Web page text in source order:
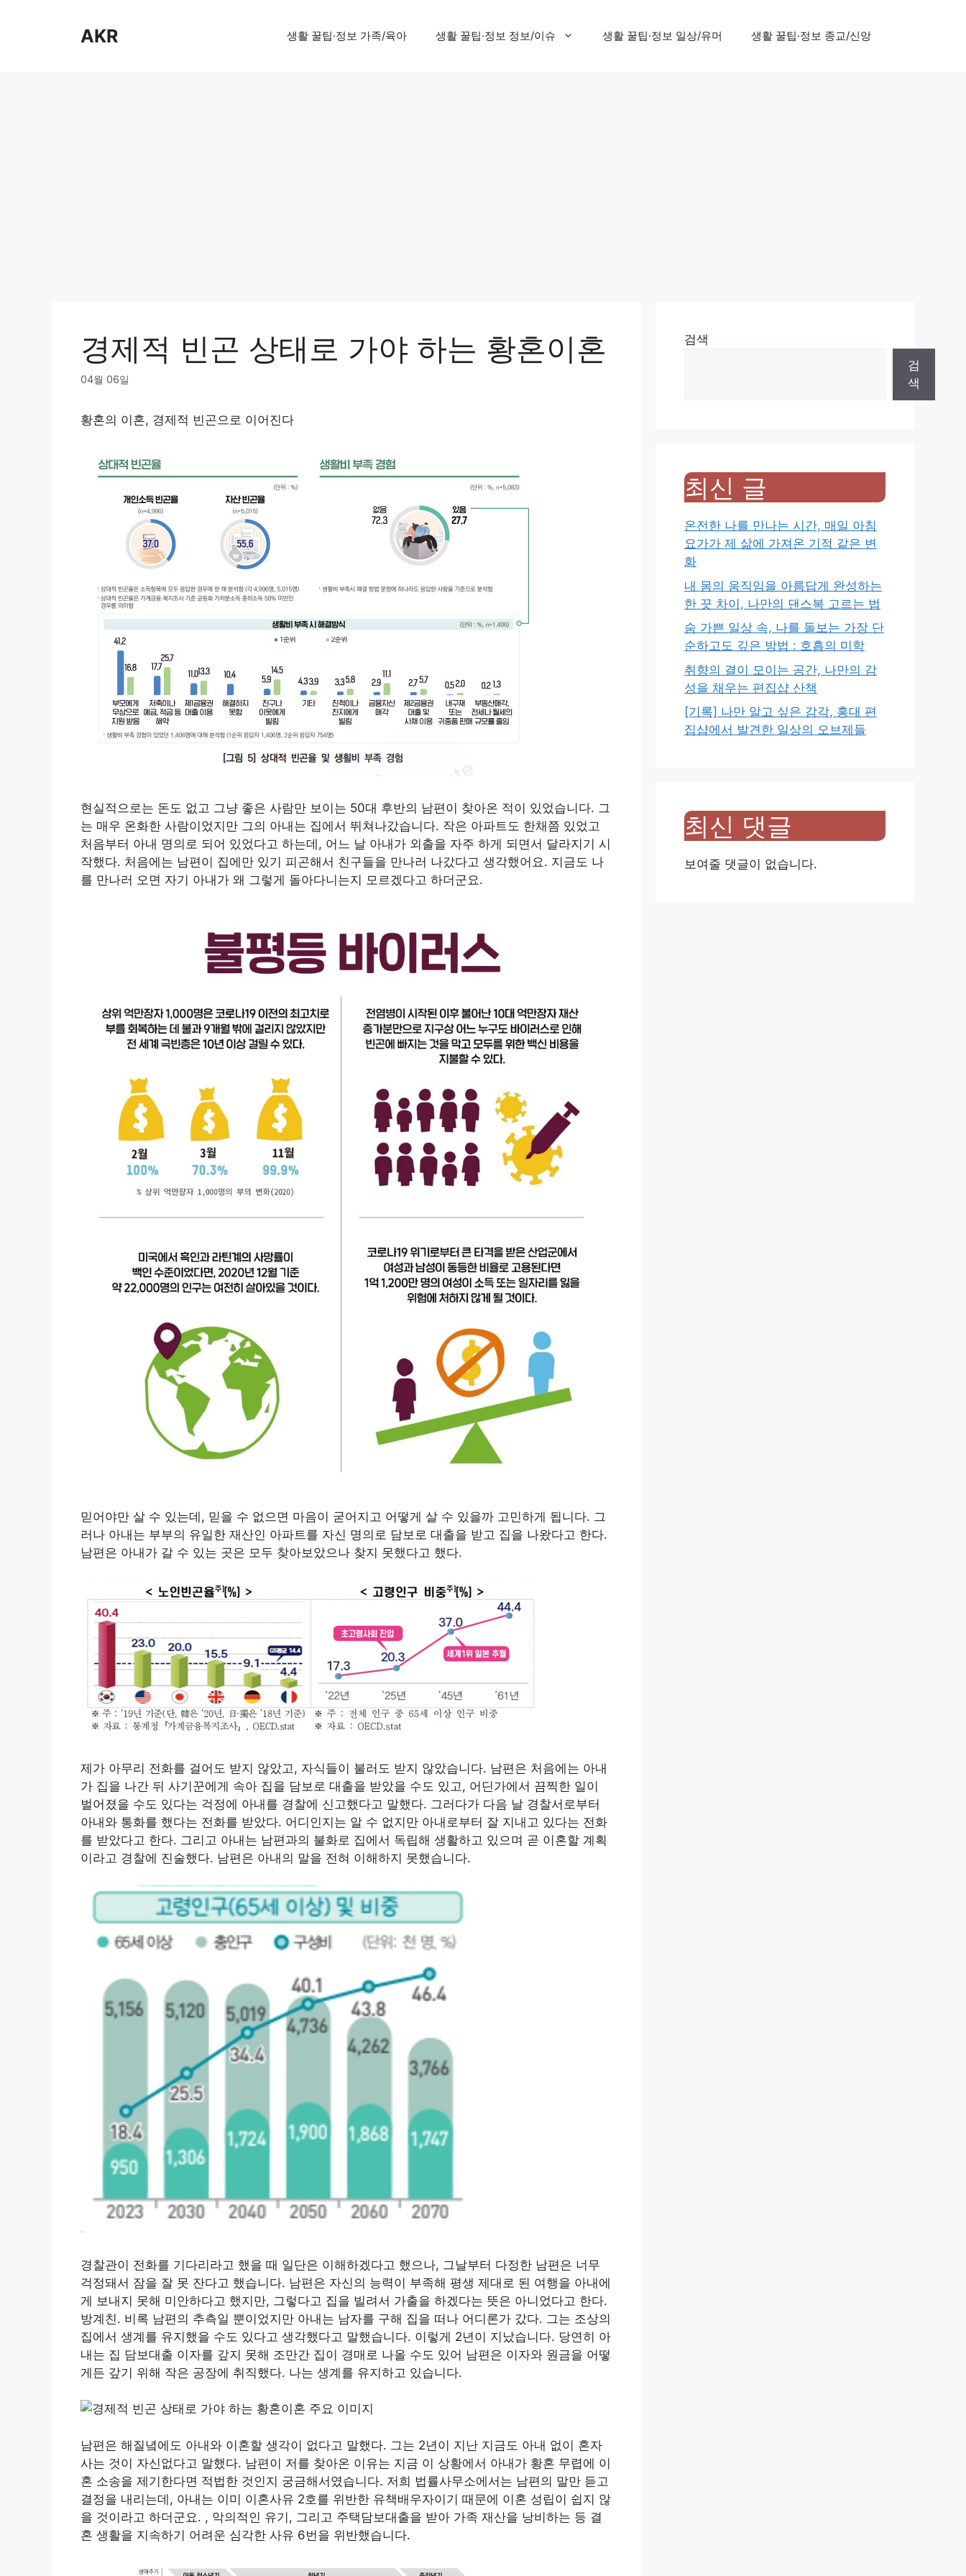
AKR 생활 꿀팁·정보 가족/육아 생활 꿀팁·정보 정보/이슈 생활 꿀팁·정보 일상/유머 생활 꿀팁·정보 종교/신앙
경제적 빈곤 상태로 가야 하는 황혼이혼
04월 06일
황혼의 이혼, 경제적 빈곤으로 이어진다
현실적으로는 돈도 없고 그냥 좋은 사람만 보이는 50대 후반의 남편이 찾아온 적이 있었습니다. 그
는 매우 온화한 사람이었지만 그의 아내는 집에서 뛰쳐나갔습니다. 작은 아파트도 한채쯤 있었고
처음부터 아내 명의로 되어 있었다고 하는데, 어느 날 아내가 외출을 자주 하게 되면서 달라지기 시
작했다. 처음에는 남편이 집에만 있기 피곤해서 친구들을 만나러 나갔다고 생각했어요. 지금도 나
를 만나러 오면 자기 아내가 왜 그렇게 돌아다니는지 모르겠다고 하더군요.
믿어야만 살 수 있는데, 믿을 수 없으면 마음이 굳어지고 어떻게 살 수 있을까 고민하게 됩니다. 그
러나 아내는 부부의 유일한 재산인 아파트를 자신 명의로 담보로 대출을 받고 집을 나왔다고 한다.
남편은 아내가 갈 수 있는 곳은 모두 찾아보았으나 찾지 못했다고 했다.
제가 아무리 전화를 걸어도 받지 않았고, 자식들이 불러도 받지 않았습니다. 남편은 처음에는 아내
가 집을 나간 뒤 사기꾼에게 속아 집을 담보로 대출을 받았을 수도 있고, 어딘가에서 끔찍한 일이
벌어졌을 수도 있다는 걱정에 아내를 경찰에 신고했다고 말했다. 그러다가 다음 날 경찰서로부터
아내와 통화를 했다는 전화를 받았다. 어디인지는 알 수 없지만 아내로부터 잘 지내고 있다는 전화
를 받았다고 한다. 그리고 아내는 남편과의 불화로 집에서 독립해 생활하고 있으며 곧 이혼할 계획
이라고 경찰에 진술했다. 남편은 아내의 말을 전혀 이해하지 못했습니다.
경찰관이 전화를 기다리라고 했을 때 일단은 이해하겠다고 했으나, 그날부터 다정한 남편은 너무
걱정돼서 잠을 잘 못 잔다고 했습니다. 남편은 자신의 능력이 부족해 평생 제대로 된 여행을 아내에
게 보내지 못해 미안하다고 했지만, 그렇다고 집을 빌려서 가출을 하겠다는 뜻은 아니었다고 한다.
방계친. 비록 남편의 추측일 뿐이었지만 아내는 남자를 구해 집을 떠나 어디론가 갔다. 그는 조상의
집에서 생계를 유지했을 수도 있다고 생각했다고 말했습니다. 이렇게 2년이 지났습니다. 당연히 아
내는 집 담보대출 이자를 갚지 못해 조만간 집이 경매로 나올 수도 있어 남편은 이자와 원금을 어떻
게든 갚기 위해 작은 공장에 취직했다. 나는 생계를 유지하고 있습니다.
남편은 해질녘에도 아내와 이혼할 생각이 없다고 말했다. 그는 2년이 지난 지금도 아내 없이 혼자
사는 것이 자신없다고 말했다. 남편이 저를 찾아온 이유는 지금 이 상황에서 아내가 황혼 무렵에 이
혼 소송을 제기한다면 적법한 것인지 궁금해서였습니다. 저희 법률사무소에서는 남편의 말만 듣고
결정을 내리는데, 아내는 이미 이혼사유 2호를 위반한 유책배우자이기 때문에 이혼 성립이 쉽지 않
을 것이라고 하더군요. , 악의적인 유기, 그리고 주택담보대출을 받아 가족 재산을 낭비하는 등 결
혼 생활을 지속하기 어려운 심각한 사유 6번을 위반했습니다.
검색
검
색
최신 글
온전한 나를 만나는 시간, 매일 아침
요가가 제 삶에 가져온 기적 같은 변
화
내 몸의 움직임을 아름답게 완성하는
한 끗 차이, 나만의 댄스복 고르는 법
숨 가쁜 일상 속, 나를 돌보는 가장 단
순하고도 깊은 방법 : 호흡의 미학
취향의 결이 모이는 공간, 나만의 감
성을 채우는 편집샵 산책
[기록] 나만 알고 싶은 감각, 홍대 편
집샵에서 발견한 일상의 오브제들
최신 댓글
보여줄 댓글이 없습니다.